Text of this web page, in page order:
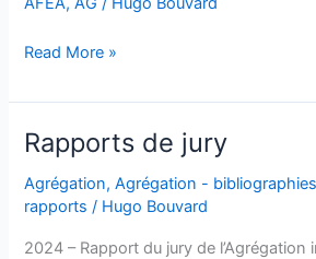
AG
13
octobre
2023
Read More »
Rapports de jury
Agrégation,Agrégation -
rapports / Hugo Bouvard
2024 – Rapport du jury de l’Agrégation